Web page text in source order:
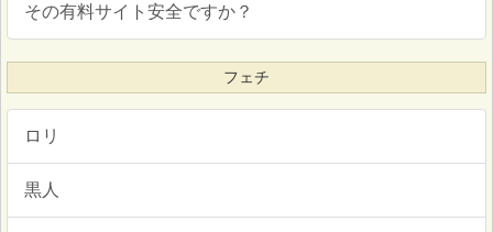
その有料サイト安全ですか？
フェチ
ロリ
黒人